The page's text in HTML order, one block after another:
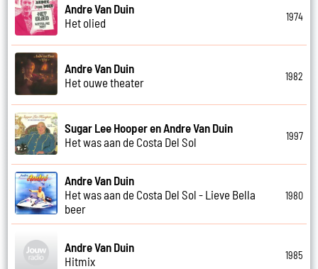
Andre Van Duin
Het olied
1974
Andre Van Duin
Het ouwe theater
1982
Sugar Lee Hooper en Andre Van Duin
Het was aan de Costa Del Sol
1997
Andre Van Duin
Het was aan de Costa Del Sol - Lieve Bella
beer
1980
Andre Van Duin
Hitmix
1985